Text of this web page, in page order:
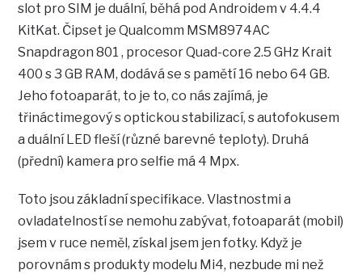
slot pro SIM je duální, běhá pod Androidem v 4.4.4
KitKat. Čipset je Qualcomm MSM8974AC
Snapdragon 801 , procesor Quad-core 2.5 GHz Krait
400 s 3 GB RAM, dodává se s pamětí 16 nebo 64 GB.
Jeho fotoaparát, to je to, co nás zajímá, je
třináctimegový s optickou stabilizací, s autofokusem
a duální LED fleší (různé barevné teploty). Druhá
(přední) kamera pro selfie má 4 Mpx.
Toto jsou základní specifikace. Vlastnostmi a
ovladatelností se nemohu zabývat, fotoaparát (mobil)
jsem v ruce neměl, získal jsem jen fotky. Když je
porovnám s produkty modelu Mi4, nezbude mi než